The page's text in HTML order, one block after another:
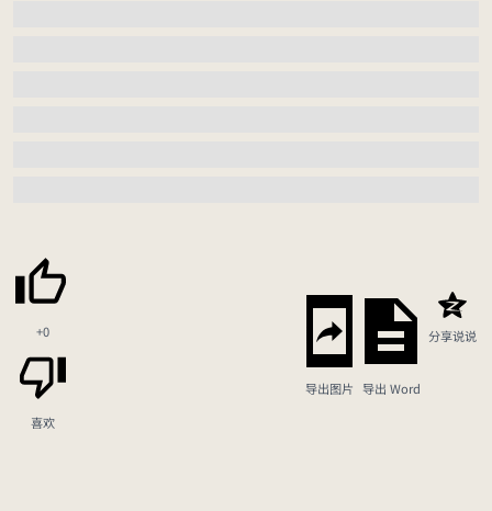
+0
喜欢
导出图片 导出 Word
分享说说